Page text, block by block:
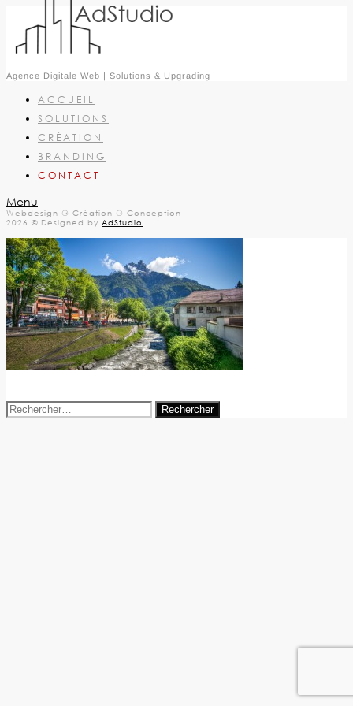
Agence Digitale Web | Solutions & Upgrading
ACCUEIL
SOLUTIONS
CRÉATION
BRANDING
CONTACT
Menu
Webdesign ⚆ Création ⚆ Conception
2026 © Designed by AdStudio
Rechercher :